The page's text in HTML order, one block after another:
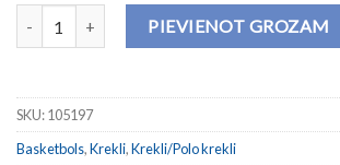
Krekls bez piedurknēm PHOENIX III daudzums
PIEVIENOT GROZAM
SKU:105197
Basketbols,Krekli,Krekli/Polo krekli